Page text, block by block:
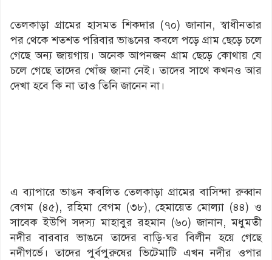
তেলকাড়া গ্রামের হাসমত শিকদার (৭০) জানান, স্বাধীনতার
পর থেকে শতশত পরিবার ভাঙনের কবলে পড়ে গ্রাম ছেড়ে চলে
গেছে অন্য জায়গায়। অনেক আপনজন গ্রাম ছেড়ে কোথায় যে
চলে গেছে তাদের খোঁজ জানা নেই। তাদের সাথে কখনও আর
দেখা হবে কি না তাও তিনি জানেন না।
এ ব্যাপারে ভাঙন কবলিত তেলকাড়া গ্রামের বাসিন্দা রুব্বান
বেগম (৪৫), রহিমা বেগম (৩৮), হেমায়েত মোল্যা (৪৪) ও
সাবেক ইউপি সদস্য মাহাবুর রহমান (৬০) জানান, মধুমতী
নদীর বারবার ভাঙনে তাদের বাড়ি-ঘর বিলীন হয়ে গেছে
নদীগর্ভে। তাদের পুর্বপুরুষের ভিটেমাটি এখন নদীর ওপার